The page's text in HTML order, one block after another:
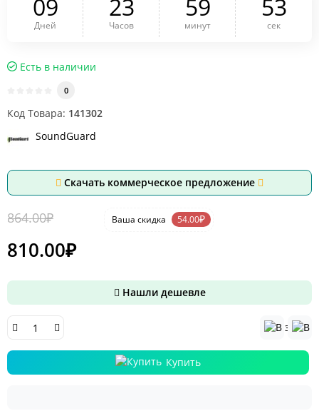
09
Дней
23
Часов
59
минут
53
сек
Есть в наличии
0
Код Товара: 141302
SoundGuard
Скачать коммерческое предложение
864.00₽ Ваша cкидка 54.00₽
810.00₽
Нашли дешевле
Купить